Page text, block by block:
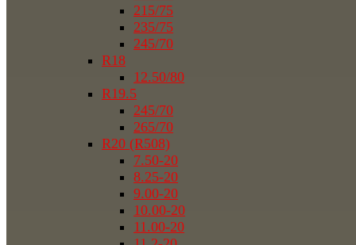
215/75
235/75
245/70
R18
12.50/80
R19.5
245/70
265/70
R20 (R508)
7.50-20
8.25-20
9.00-20
10.00-20
11.00-20